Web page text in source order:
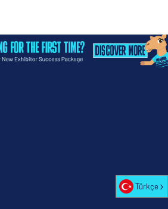
Türkçe